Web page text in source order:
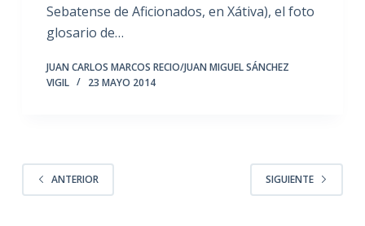
Sebatense de Aficionados, en Xátiva), el foto
glosario de…
JUAN CARLOS MARCOS RECIO/JUAN MIGUEL SÁNCHEZ
VIGIL
23 MAYO 2014
ANTERIOR SIGUIENTE